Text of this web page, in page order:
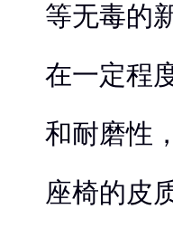
等无毒的
在一定程
和耐磨性
座椅的皮